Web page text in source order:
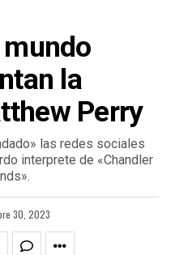
la
Perry
las redes sociales
interprete de «Chandler
30, 2023